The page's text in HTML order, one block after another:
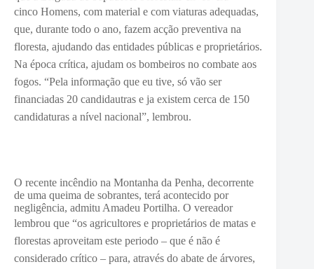
cinco Homens, com material e com viaturas adequadas,
que, durante todo o ano, fazem acção preventiva na
floresta, ajudando das entidades públicas e proprietários.
Na época crítica, ajudam os bombeiros no combate aos
fogos. “Pela informação que eu tive, só vão ser
financiadas 20 candidautras e ja existem cerca de 150
candidaturas a nível nacional”, lembrou.
O recente incêndio na Montanha da Penha, decorrente
de uma queima de sobrantes, terá acontecido por
negligência, admitu Amadeu Portilha. O vereador
lembrou que “os agricultores e proprietários de matas e
florestas aproveitam este periodo – que é não é
considerado crítico – para, através do abate de árvores,